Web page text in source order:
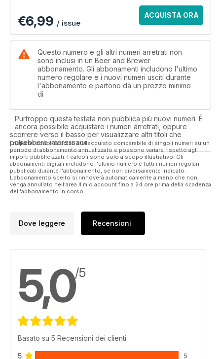
€6,99 / issue
ACQUISTA ORA
Questo numero e gli altri numeri arretrati non
sono inclusi in un Beer and Brewer
abbonamento. Gli abbonamenti includono l'ultimo
numero regolare e i nuovi numeri usciti durante
l'abbonamento e partono da un prezzo minimo
di
Purtroppo questa testata non pubblica più nuovi numeri. È
ancora possibile acquistare i numeri arretrati, oppure
scorrere verso il basso per visualizzare altri titoli che
potrebbero interessarvi.
I risparmi sono calcolati sull'acquisto comparabile di singoli numeri su un
periodo di abbonamento annualizzato e possono variare rispetto agli
importi pubblicizzati. I calcoli sono solo a scopo illustrativo. Gli
abbonamenti digitali includono l'ultimo numero e tutti i numeri regolari
pubblicati durante l'abbonamento, se non diversamente indicato.
L'abbonamento scelto si rinnoverà automaticamente a meno che non
venga annullato nell'area Il mio account fino a 24 ore prima della scadenza
dell'abbonamento in corso.
Dove leggere Recensioni
5,0/5
Basato su 5 Recensioni dei clienti
5 5